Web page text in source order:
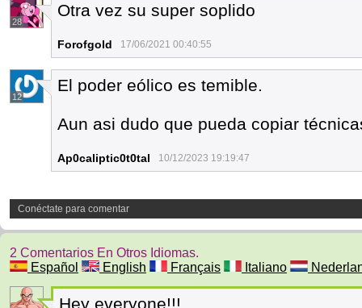
28
Otra vez su super soplido
Forofgold 17/06/2021 00:40:55
12
El poder eólico es temible.
Aun asi dudo que pueda copiar
Ap0caliptic0t0tal 10/12/2023 19:19:47
Conéctate para comentar
2 Comentarios En Otros Idiomas.
Español
English Français Italiano
Hey everyone!!!